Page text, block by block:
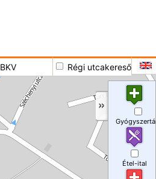
BKV Régi utcakereső
Étel-ital